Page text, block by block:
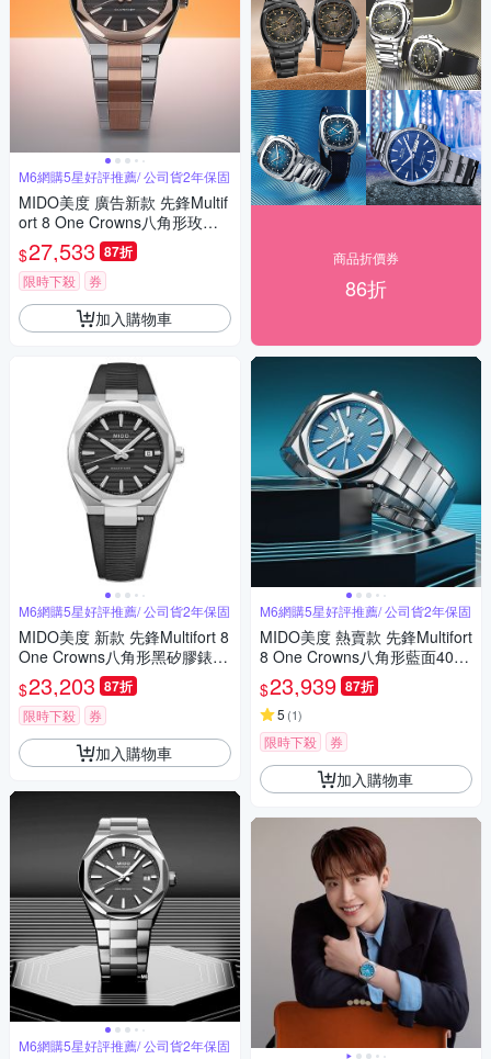
M6網購5星好評推薦/ 公司貨2年保固
MIDO美度 廣告新款 先鋒Multif
ort 8 One Crowns八角形玫瑰
金雙色40㎜ M6(M0555072205
100)
$27,533 87折
限時下殺 券
加入購物車
M6網購5星好評推薦/ 公司貨2年保固
MIDO美度 新款 先鋒Multifort 8
One Crowns八角形黑矽膠錶帶
40㎜ M6(M0555071705100)
$23,203 87折
限時下殺 券
加入購物車
M6網購5星好評推薦/ 公司貨2年保固
商品折價券
86折
M6網購5星好評推薦/ 公司貨2年保固
MIDO美度 熱賣款 先鋒Multifort
8 One Crowns八角形藍面40㎜
M6(M0555071104100)
$23,939 87折
5 (1)
限時下殺 券
加入購物車